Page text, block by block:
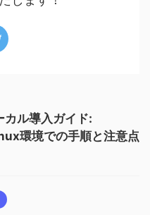
ル導入ガイド:
環境での手順と注意点